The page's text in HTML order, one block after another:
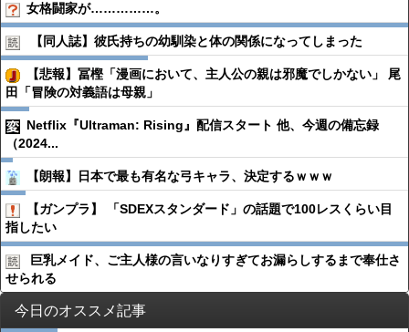
女格闘家が……………。
【同人誌】彼氏持ちの幼馴染と体の関係になってしまった
【悲報】冨樫「漫画において、主人公の親は邪魔でしかない」 尾
田「冒険の対義語は母親」
Netflix『Ultraman: Rising』配信スタート 他、今週の備忘録
（2024...
【朗報】日本で最も有名な弓キャラ、決定するｗｗｗ
【ガンプラ】 「SDEXスタンダード」の話題で100レスくらい目
指したい
巨乳メイド、ご主人様の言いなりすぎてお漏らしするまで奉仕さ
せられる
今日のオススメ記事